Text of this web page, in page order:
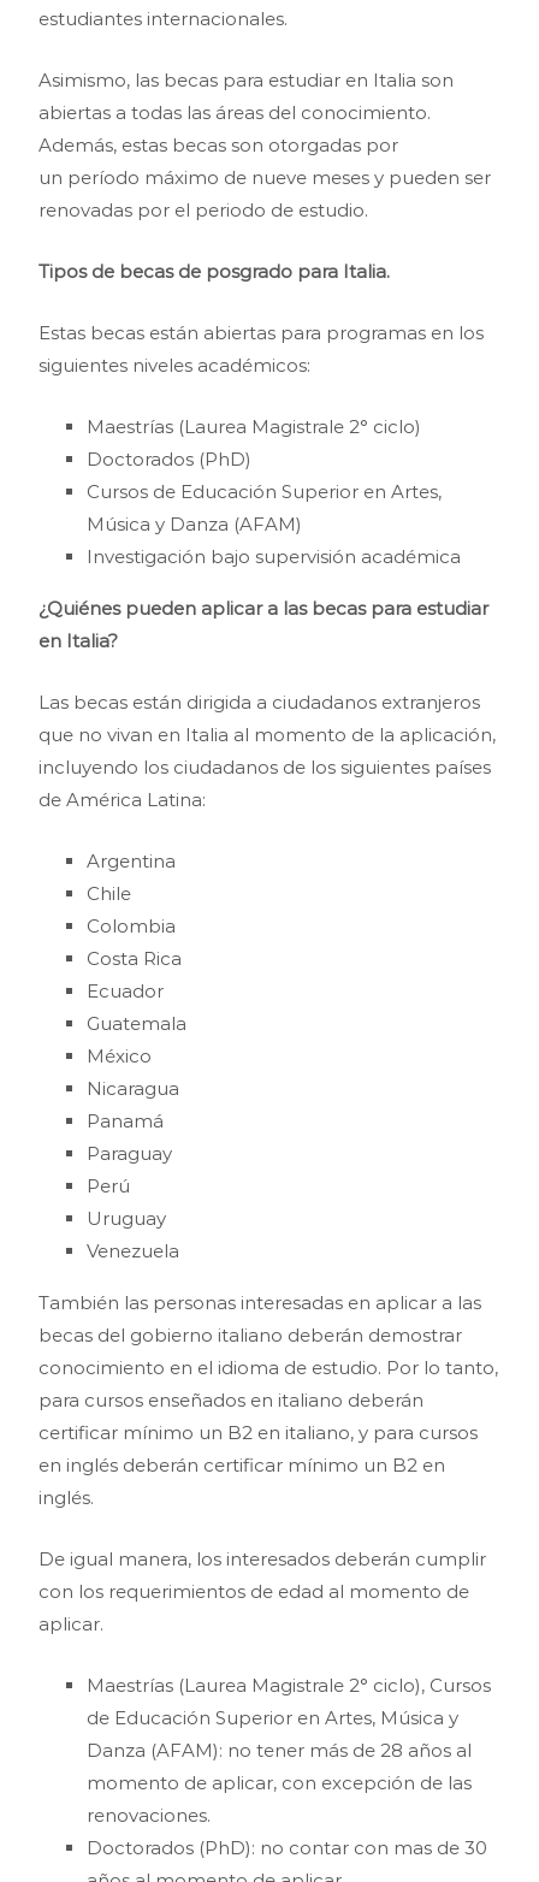
estudiantes internacionales.
Asimismo, las becas para estudiar en Italia son
abiertas a todas las áreas del conocimiento.
Además, estas becas son otorgadas por
un período máximo de nueve meses y pueden ser
renovadas por el periodo de estudio.
Tipos de becas de posgrado para Italia.
Estas becas están abiertas para programas en los
siguientes niveles académicos:
Maestrías (Laurea Magistrale 2° ciclo)
Doctorados (PhD)
Cursos de Educación Superior en Artes,
Música y Danza (AFAM)
Investigación bajo supervisión académica
¿Quiénes pueden aplicar a las becas para estudiar
en Italia?
Las becas están dirigida a ciudadanos extranjeros
que no vivan en Italia al momento de la aplicación,
incluyendo los ciudadanos de los siguientes países
de América Latina:
Argentina
Chile
Colombia
Costa Rica
Ecuador
Guatemala
México
Nicaragua
Panamá
Paraguay
Perú
Uruguay
Venezuela
También las personas interesadas en aplicar a las
becas del gobierno italiano deberán demostrar
conocimiento en el idioma de estudio. Por lo tanto,
para cursos enseñados en italiano deberán
certificar mínimo un B2 en italiano, y para cursos
en inglés deberán certificar mínimo un B2 en
inglés.
De igual manera, los interesados deberán cumplir
con los requerimientos de edad al momento de
aplicar.
Maestrías (Laurea Magistrale 2° ciclo), Cursos
de Educación Superior en Artes, Música y
Danza (AFAM): no tener más de 28 años al
momento de aplicar, con excepción de las
renovaciones.
Doctorados (PhD): no contar con mas de 30